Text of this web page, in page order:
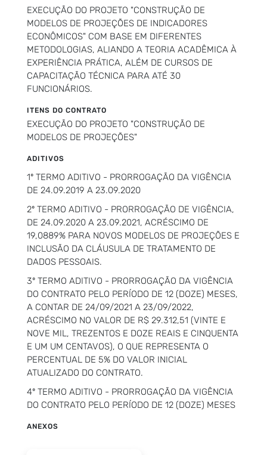
EXECUÇÃO DO PROJETO "CONSTRUÇÃO DE
MODELOS DE PROJEÇÕES DE INDICADORES
ECONÔMICOS" COM BASE EM DIFERENTES
METODOLOGIAS, ALIANDO A TEORIA ACADÊMICA À
EXPERIÊNCIA PRÁTICA, ALÉM DE CURSOS DE
CAPACITAÇÃO TÉCNICA PARA ATÉ 30
FUNCIONÁRIOS.
ITENS DO CONTRATO
EXECUÇÃO DO PROJETO "CONSTRUÇÃO DE
MODELOS DE PROJEÇÕES"
ADITIVOS
1º TERMO ADITIVO - PRORROGAÇÃO DA VIGÊNCIA
DE 24.09.2019 A 23.09.2020
2º TERMO ADITIVO - PRORROGAÇÃO DE VIGÊNCIA,
DE 24.09.2020 A 23.09.2021, ACRÉSCIMO DE
19,0889% PARA NOVOS MODELOS DE PROJEÇÕES E
INCLUSÃO DA CLÁUSULA DE TRATAMENTO DE
DADOS PESSOAIS.
3º TERMO ADITIVO - PRORROGAÇÃO DA VIGÊNCIA
DO CONTRATO PELO PERÍODO DE 12 (DOZE) MESES,
A CONTAR DE 24/09/2021 A 23/09/2022,
ACRÉSCIMO NO VALOR DE R$ 29.312,51 (VINTE E
NOVE MIL, TREZENTOS E DOZE REAIS E CINQUENTA
E UM UM CENTAVOS), O QUE REPRESENTA O
PERCENTUAL DE 5% DO VALOR INICIAL
ATUALIZADO DO CONTRATO.
4º TERMO ADITIVO - PRORROGAÇÃO DA VIGÊNCIA
DO CONTRATO PELO PERÍODO DE 12 (DOZE) MESES
ANEXOS